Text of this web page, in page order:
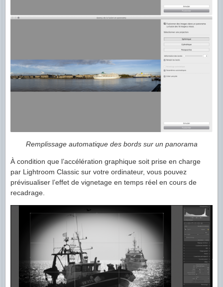
Remplissage automatique des bords sur un panorama
À condition que l’accélération graphique soit prise en charge
par Lightroom Classic sur votre ordinateur, vous pouvez
prévisualiser l’effet de vignetage en temps réel en cours de
recadrage.